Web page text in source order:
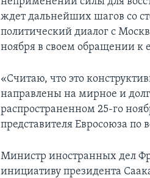
ждет дальнейших шагов со
политический диалог с
ноября в своем обращении к
«Считаю, что это
направлены на мирное и
распространенном 25-го
представителя Евросоюза
Министр иностранных дел
инициативу президента